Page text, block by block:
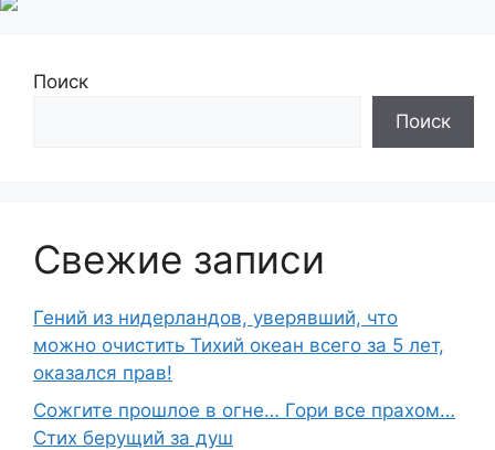
Поиск
Поиск
Свежие записи
Гений из нидерландов, уверявший, что
можно очистить Тихий океан всего за 5 лет,
оказался прав!
Сожгите прошлое в огне… Гори все прахом…
Стих берущий за душ